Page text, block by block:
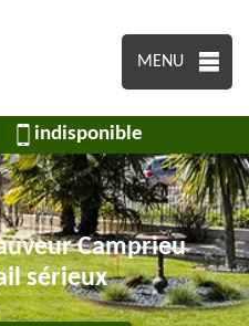
MENU
indisponible
Camprieu
sérieux